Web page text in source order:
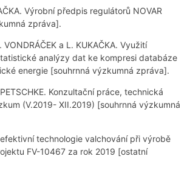
Výrobní předpis regulátorů NOVAR
zpráva].
VONDRÁČEK a L. KUKAČKA. Využití
analýzy dat ke kompresi databáze
energie [souhrnná výzkumná zpráva].
Konzultační práce, technická
(V.2019- XII.2019) [souhrnná výzkumná
technologie valchování při výrobě
FV-10467 za rok 2019 [ostatní